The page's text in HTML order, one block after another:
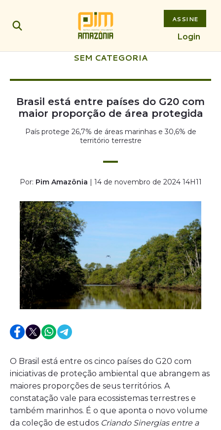
ASSINE
Login
SEM CATEGORIA
Brasil está entre países do G20 com
maior proporção de área protegida
País protege 26,7% de áreas marinhas e 30,6% de
território terrestre
Por: Pim Amazônia | 14 de novembro de 2024 14H11
O Brasil está entre os cinco países do G20 com
iniciativas de proteção ambiental que abrangem as
maiores proporções de seus territórios. A
constatação vale para ecossistemas terrestres e
também marinhos. É o que aponta o novo volume
da coleção de estudos Criando Sinergias entre a